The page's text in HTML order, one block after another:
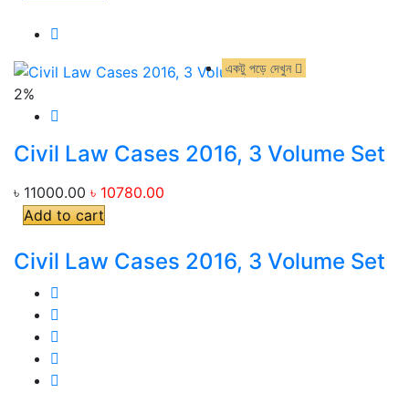
2%
একটু পড়ে দেখুন
Civil Law Cases 2016, 3 Volume Set
৳ 11000.00 ৳ 10780.00
Add to cart
Civil Law Cases 2016, 3 Volume Set
একটু পড়ে দেখুন